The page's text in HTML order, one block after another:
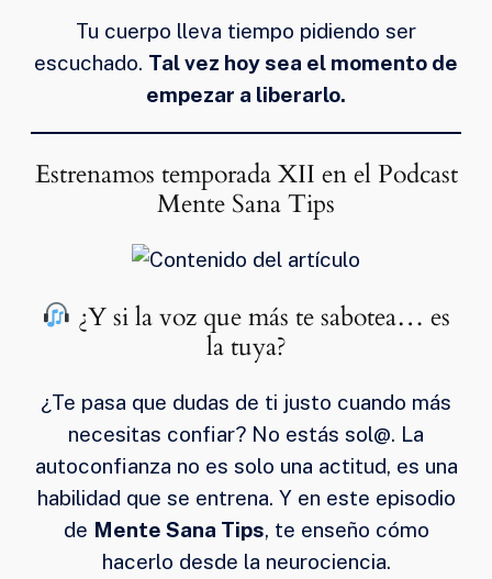
Tu cuerpo lleva tiempo pidiendo ser
escuchado. Tal vez hoy sea el momento de
empezar a liberarlo.
Estrenamos temporada XII en el Podcast
Mente Sana Tips
¿Y si la voz que más te sabotea… es
la tuya?
¿Te pasa que dudas de ti justo cuando más
necesitas confiar? No estás sol@. La
autoconfianza no es solo una actitud, es una
habilidad que se entrena. Y en este episodio
de Mente Sana Tips, te enseño cómo
hacerlo desde la neurociencia.